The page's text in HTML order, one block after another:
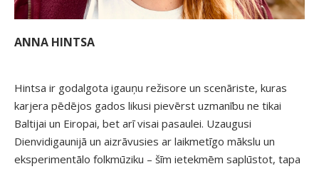
ANNA HINTSA
Hintsa ir godalgota igauņu režisore un scenāriste, kuras
karjera pēdējos gados likusi pievērst uzmanību ne tikai
Baltijai un Eiropai, bet arī visai pasaulei. Uzaugusi
Dienvidigaunijā un aizrāvusies ar laikmetīgo mākslu un
eksperimentālo folkmūziku – šīm ietekmēm saplūstot, tapa